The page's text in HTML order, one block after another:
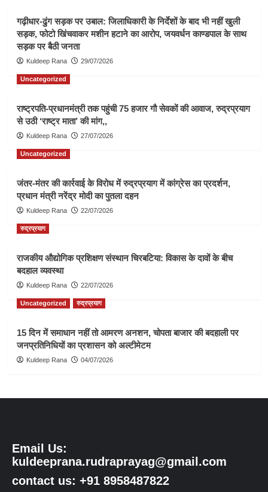
गढ़ीधार-ढुंग सड़क पर उबाल: जिलाधिकारी के निर्देशों के बाद भी नहीं खुली
सड़क, फोटो खिंचवाकर मशीन हटाने का आरोप, जयवर्धन काण्डपाल के साथ
सड़क पर बैठी जनता
Kuldeep Rana 29/07/2026
Uncategorized
राष्ट्रपति-प्रधानमंत्री तक पहुंची 75 हजार गौ सेवकों की आवाज, रुद्रप्रयाग
से उठी ‘राष्ट्र माता’ की मांग,,
Kuldeep Rana 27/07/2026
Uncategorized
जंतर-मंतर की कार्रवाई के विरोध में रुद्रप्रयाग में कांग्रेस का प्रदर्शन,
प्रधान मंत्री नरेंद्र मोदी का पुतला दहन
Kuldeep Rana 22/07/2026
रुद्रप्रयाग
राजकीय औद्योगिक प्रशिक्षण संस्थान चिरबटिया: विकास के दावों के बीच
बदहाल व्यवस्था
Kuldeep Rana 22/07/2026
Uncategorized रुद्रप्रयाग
15 दिन में समाधान नहीं तो आमरण अनशन, चोपता बाजार की बदहाली पर
जनप्रतिनिधियों का प्रशासन को अल्टीमेटम
Kuldeep Rana 04/07/2026
Email Us:
kuldeeprana.rudraprayag@gmail.com
contact us: +91 8958487822